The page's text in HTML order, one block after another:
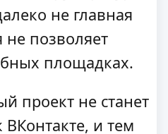
не главная
не позволяет
площадках.
проект не станет
ВКонтакте, и тем